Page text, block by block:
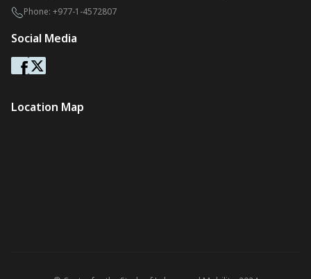
Phone: +977-1-4572807
Social Media
Location Map